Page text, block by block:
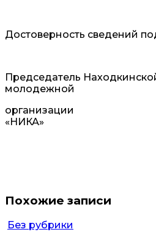
Достоверность сведений
Председатель
молодежной
организации
Похожие записи
Без рубрики